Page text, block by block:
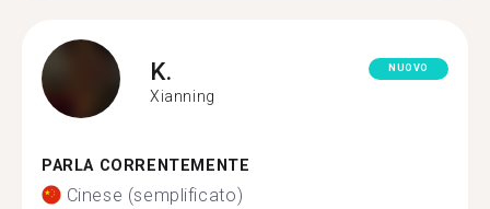
K.
Xianning
NUOVO
PARLA CORRENTEMENTE
Cinese (semplificato)